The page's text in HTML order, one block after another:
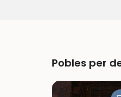
Pobles per